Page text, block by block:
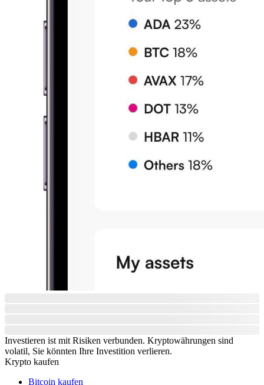
Investieren ist mit Risiken verbunden. Kryptowährungen sind
volatil, Sie könnten Ihre Investition verlieren.
Krypto kaufen
Bitcoin kaufen